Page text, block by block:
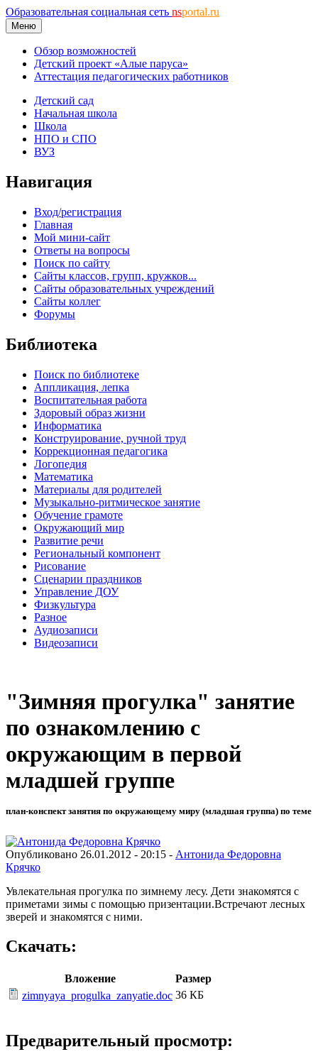
Образовательная социальная сеть nsportal.ru
Меню
Обзор возможностей
Детский проект «Алые паруса»
Аттестация педагогических работников
Детский сад
Начальная школа
Школа
НПО и СПО
ВУЗ
Навигация
Вход/регистрация
Главная
Мой мини-сайт
Ответы на вопросы
Поиск по сайту
Сайты классов, групп, кружков...
Сайты образовательных учреждений
Сайты коллег
Форумы
Библиотека
Поиск по библиотеке
Аппликация, лепка
Воспитательная работа
Здоровый образ жизни
Информатика
Конструирование, ручной труд
Коррекционная педагогика
Логопедия
Математика
Материалы для родителей
Музыкально-ритмическое занятие
Обучение грамоте
Окружающий мир
Развитие речи
Региональный компонент
Рисование
Сценарии праздников
Управление ДОУ
Физкультура
Разное
Аудиозаписи
Видеозаписи
"Зимняя прогулка" занятие
по ознакомлению с
окружающим в первой
младшей группе
план-конспект занятия по окружающему миру (младшая группа) по теме
Опубликовано 26.01.2012 - 20:15 - Антонида Федоровна
Крячко
Увлекательная прогулка по зимнему лесу. Дети знакомятся с
приметами зимы с помощью призентации.Встречают лесных
зверей и знакомятся с ними.
Скачать:
Вложение
Размер
zimnyaya_progulka_zanyatie.doc 36 КБ
Предварительный просмотр: